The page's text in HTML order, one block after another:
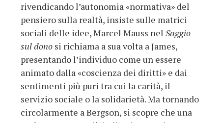
rivendicando l’autonomia «normativa» del
pensiero sulla realtà, insiste sulle matrici
sociali delle idee, Marcel Mauss nel Saggio
sul dono si richiama a sua volta a James,
presentando l’individuo come un essere
animato dalla «coscienza dei diritti» e dai
sentimenti più puri tra cui la carità, il
servizio sociale o la solidarietà. Ma tornando
circolarmente a Bergson, si scopre che una